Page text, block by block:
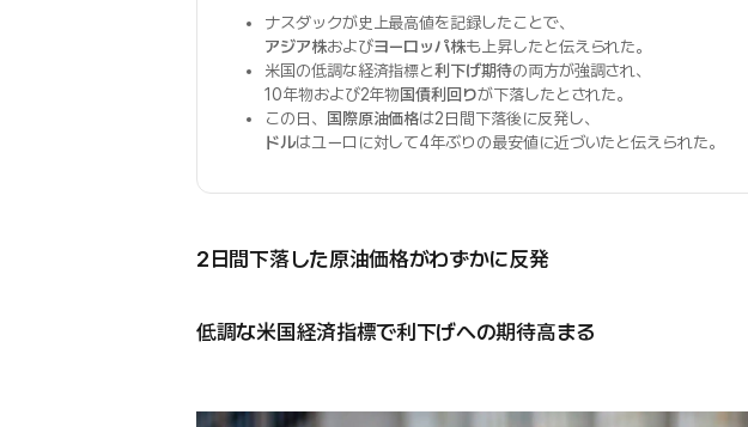
ナスダックが史上最高値を記録したことで、
アジア株およびヨーロッパ株も上昇したと伝えられた。
米国の低調な経済指標と利下げ期待の両方が強調され、
10年物および2年物国債利回りが下落したとされた。
この日、
国際原油価格は2日間下落後に反発し、
ドルはユーロに対して4年ぶりの最安値に近づいたと伝えられた。
2日間下落した原油価格がわずかに反発
低調な米国経済指標で利下げへの期待高まる